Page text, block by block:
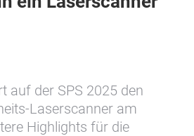
auf der SPS 2025 den
Laserscanner am
Highlights für die